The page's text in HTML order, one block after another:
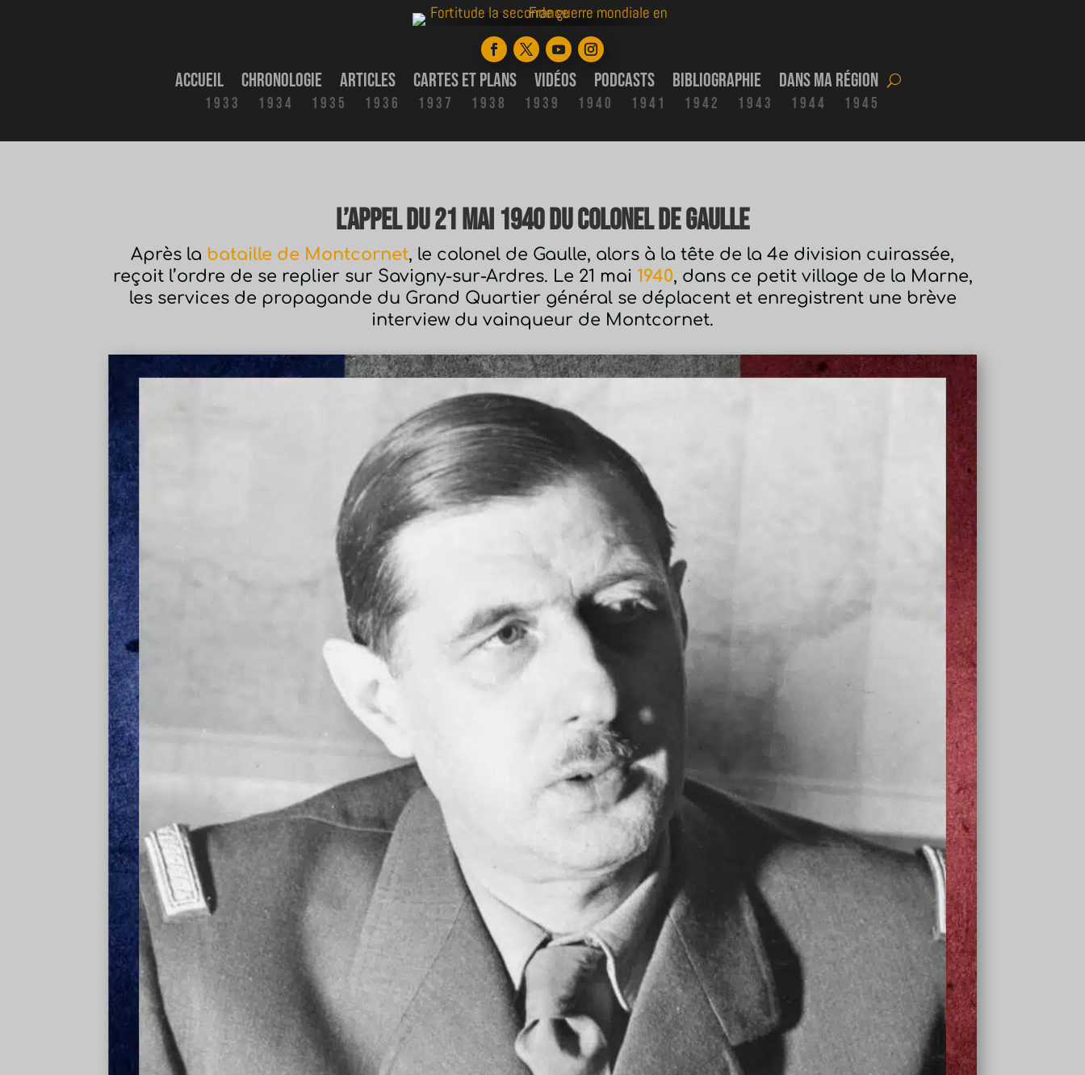
Accueil Chronologie Articles Cartes et plans Vidéos Podcasts Bibliographie Dans ma région
1933 1934 1935 1936 1937 1938 1939 1940 1941 1942 1943 1944 1945
L’appel du 21 mai 1940 du colonel de Gaulle
Après la bataille de Montcornet, le colonel de Gaulle, alors à la tête de la 4e division cuirassée,
reçoit l’ordre de se replier sur Savigny-sur-Ardres. Le 21 mai 1940, dans ce petit village de la Marne,
les services de propagande du Grand Quartier général se déplacent et enregistrent une brève
interview du vainqueur de Montcornet.